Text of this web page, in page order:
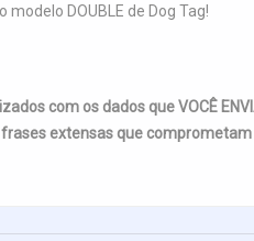
DOUBLE de Dog Tag!
com os dados que VOCÊ
extensas que